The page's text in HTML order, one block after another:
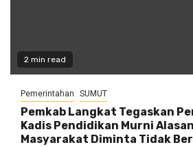
2 min read
Pemerintahan SUMUT
Pemkab Langkat Tegaskan
Kadis Pendidikan Murni
Masyarakat Diminta Tidak